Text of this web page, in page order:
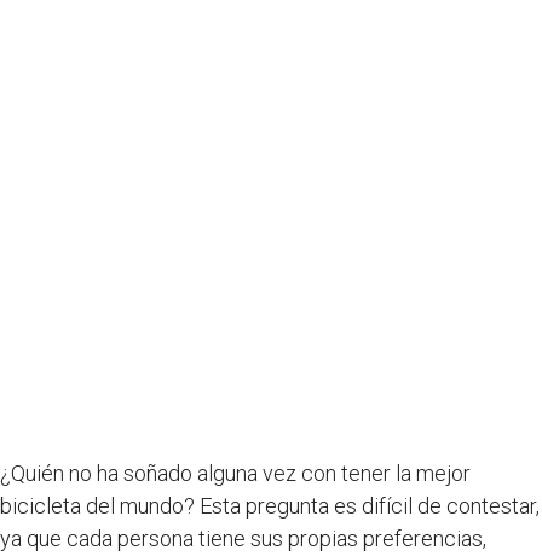
¿Quién no ha soñado alguna vez con tener la mejor
bicicleta del mundo? Esta pregunta es difícil de contestar,
ya que cada persona tiene sus propias preferencias,